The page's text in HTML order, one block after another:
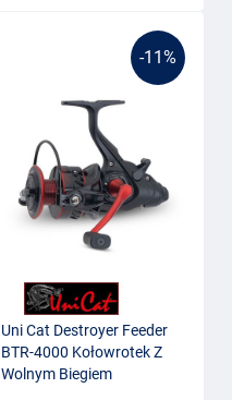
-11%
Uni Cat Destroyer Feeder
BTR-4000 Kołowrotek Z
Wolnym Biegiem